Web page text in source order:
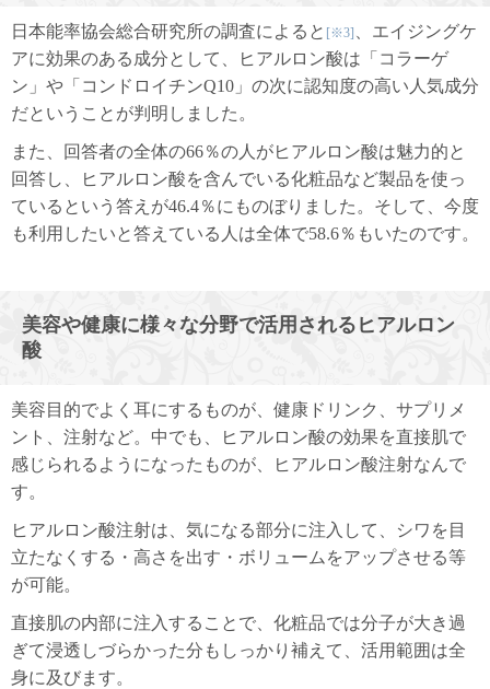
日本能率協会総合研究所の調査によると [※3]
、エイジングケ
アに効果のある成分として、ヒアルロン酸は「コラーゲ
ン」や「コンドロイチンQ10」の次に認知度の高い人気成分
だということが判明しました。
また、回答者の全体の66％の人がヒアルロン酸は魅力的と
回答し、ヒアルロン酸を含んでいる化粧品など製品を使っ
ているという答えが46.4％にものぼりました。そして、今度
も利用したいと答えている人は全体で58.6％もいたのです。
美容や健康に様々な分野で活用されるヒアルロン
酸
美容目的でよく耳にするものが、健康ドリンク、サプリメ
ント、注射など。中でも、ヒアルロン酸の効果を直接肌で
感じられるようになったものが、ヒアルロン酸注射なんで
す。
ヒアルロン酸注射は、気になる部分に注入して、シワを目
立たなくする・高さを出す・ボリュームをアップさせる等
が可能。
直接肌の内部に注入することで、化粧品では分子が大き過
ぎて浸透しづらかった分もしっかり補えて、活用範囲は全
身に及びます。